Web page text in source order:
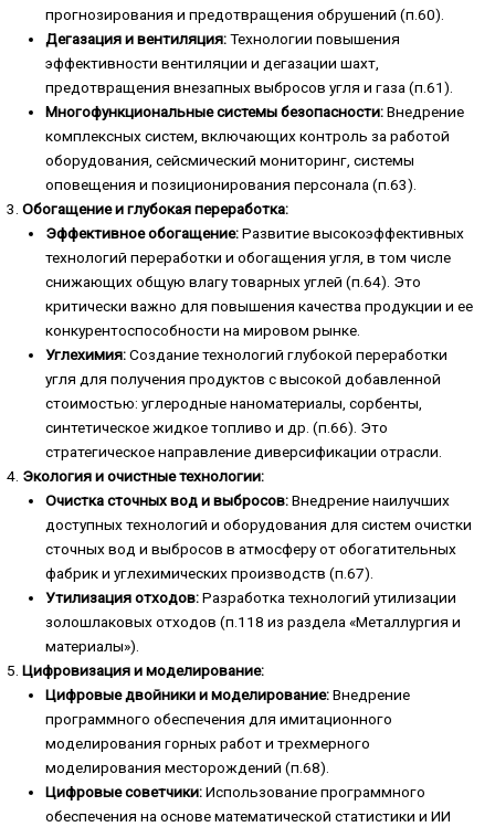
прогнозирования и предотвращения обрушений (п.60).
Дегазация и вентиляция:Технологии повышения
эффективности вентиляции и дегазации шахт,
предотвращения внезапных выбросов угля и газа (п.61).
Многофункциональные системы безопасности:Внедрение
комплексных систем, включающих контроль за работой
оборудования, сейсмический мониторинг, системы
оповещения и позиционирования персонала (п.63).
Обогащение и глубокая переработка:
Эффективное обогащение:Развитие высокоэффективных
технологий переработки и обогащения угля, в том числе
снижающих общую влагу товарных углей (п.64). Это
критически важно для повышения качества продукции и ее
конкурентоспособности на мировом рынке.
Углехимия:Создание технологий глубокой переработки
угля для получения продуктов с высокой добавленной
стоимостью: углеродные наноматериалы, сорбенты,
синтетическое жидкое топливо и др. (п.66). Это
стратегическое направление диверсификации отрасли.
Экология и очистные технологии:
Очистка сточных вод и выбросов:Внедрение наилучших
доступных технологий и оборудования для систем очистки
сточных вод и выбросов в атмосферу от обогатительных
фабрик и углехимических производств (п.67).
Утилизация отходов:Разработка технологий утилизации
золошлаковых отходов (п.118 из раздела «Металлургия и
материалы»).
Цифровизация и моделирование:
Цифровые двойники и моделирование:Внедрение
программного обеспечения для имитационного
моделирования горных работ и трехмерного
моделирования месторождений (п.68).
Цифровые советчики:Использование программного
обеспечения на основе математической статистики и ИИ